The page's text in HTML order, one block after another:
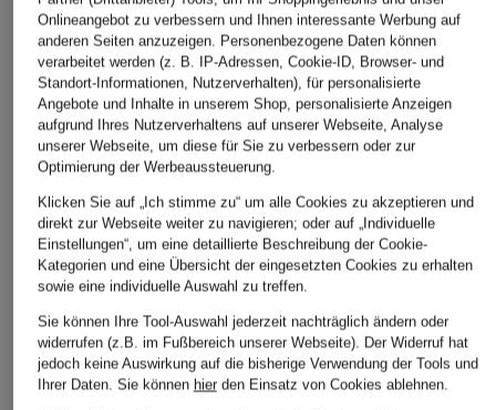
Onlineangebot zu verbessern und Ihnen interessante Werbung auf
anderen Seiten anzuzeigen. Personenbezogene Daten können
verarbeitet werden (z. B. IP-Adressen, Cookie-ID, Browser- und
Standort-Informationen, Nutzerverhalten), für personalisierte
Angebote und Inhalte in unserem Shop, personalisierte Anzeigen
aufgrund Ihres Nutzerverhaltens auf unserer Webseite, Analyse
unserer Webseite, um diese für Sie zu verbessern oder zur
Optimierung der Werbeaussteuerung.
Klicken Sie auf „Ich stimme zu“ um alle Cookies zu akzeptieren und
direkt zur Webseite weiter zu navigieren; oder auf „Individuelle
Einstellungen“, um eine detaillierte Beschreibung der Cookie-
Kategorien und eine Übersicht der eingesetzten Cookies zu erhalten
sowie eine individuelle Auswahl zu treffen.
Sie können Ihre Tool-Auswahl jederzeit nachträglich ändern oder
widerrufen (z.B. im Fußbereich unserer Webseite). Der Widerruf hat
jedoch keine Auswirkung auf die bisherige Verwendung der Tools und
Ihrer Daten. Sie können hierden Einsatz von Cookies ablehnen.